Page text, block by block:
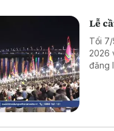
Lễ
Tối
2026
đăng